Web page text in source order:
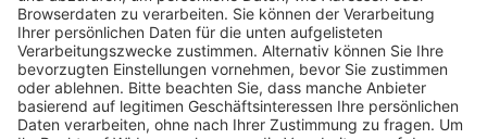
Trainerausbildung
Schulungsangebot Vereinsmitarbeiter
BFV-Geschäftsstellen
Trainerbörse